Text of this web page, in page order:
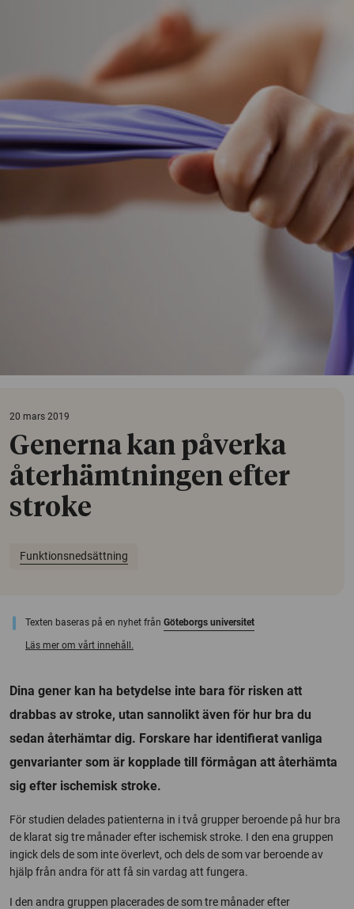
20 mars 2019
Generna kan påverka
återhämtningen efter
stroke
Funktionsnedsättning
Texten baseras på en nyhet från Göteborgs universitet
Läs mer om vårt innehåll.
Dina gener kan ha betydelse inte bara för risken att
drabbas av stroke, utan sannolikt även för hur bra du
sedan återhämtar dig. Forskare har identifierat vanliga
genvarianter som är kopplade till förmågan att återhämta
sig efter ischemisk stroke.
För studien delades patienterna in i två grupper beroende på hur bra
de klarat sig tre månader efter ischemisk stroke. I den ena gruppen
ingick dels de som inte överlevt, och dels de som var beroende av
hjälp från andra för att få sin vardag att fungera.
I den andra gruppen placerades de som tre månader efter